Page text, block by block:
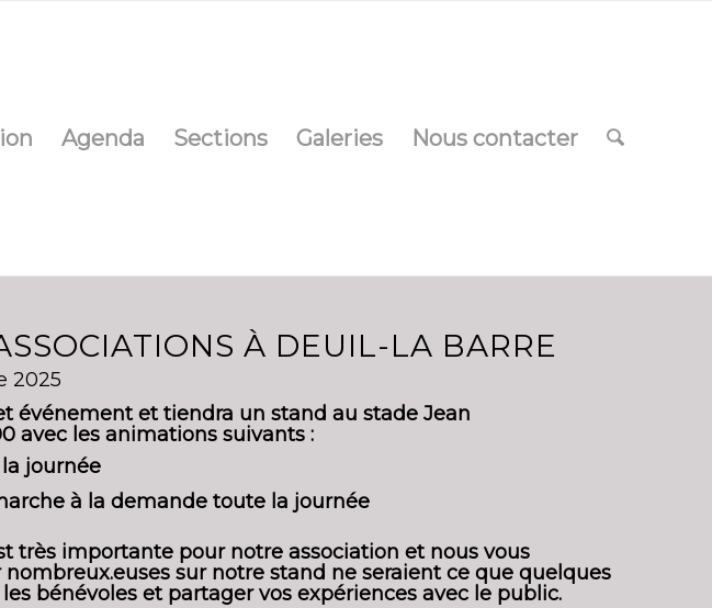
Agenda Sections Galeries Nous contacter
À DEUIL-LA BARRE
2025
événement et tiendra un stand au stade Jean
avec les animations suivants :
journée
à la demande toute la journée
très importante pour notre association et nous vous
sur notre stand ne seraient ce que quelques
bénévoles et partager vos expériences avec le public.